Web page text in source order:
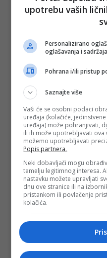
- Kao univerzitetska
praktičnog usavršavanja
savremene metode liječenja
ljekari vrhunski i iskusni
izvođenje robotski
procedura - kazao je
prof. dr.Nermir Granov.
Prof. dr. Kulovac je istakao
minimalno invazivne
ljekarima i medicinskim
- Budućnost velikog dijela
tehnološkim
gdje je robotski asistirana
Ovim smo pokazali da su
izazove i tehnološki
kazao je Kulovac, saopćeno
(DEPO PORTAL/dg)
PODIJELI NA
upotrebu vaših
Personalizirano
oglašavanja i
Pohrana i/ili pristup
Saznajte više
Vaši će se osobni podaci
uređaja (kolačiće,
uređaja) može pohranjivati,
ili ih može upotrebljavati ova
možemo upotrebljavati
Popis partnera.
Neki dobavljači mogu
temelju legitimnog interesa.
nastavku možete upravljati
dnu ove stranice ili na
pristankom ili povlačenje
kolačića.